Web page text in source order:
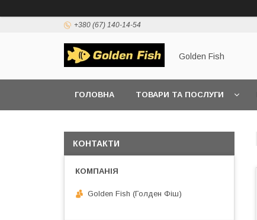
+380 (67) 140-14-54
Golden Fish
ГОЛОВНА ТОВАРИ ТА ПОСЛУГИ
КОНТАКТИ
Golden Fish (Голден Фіш)